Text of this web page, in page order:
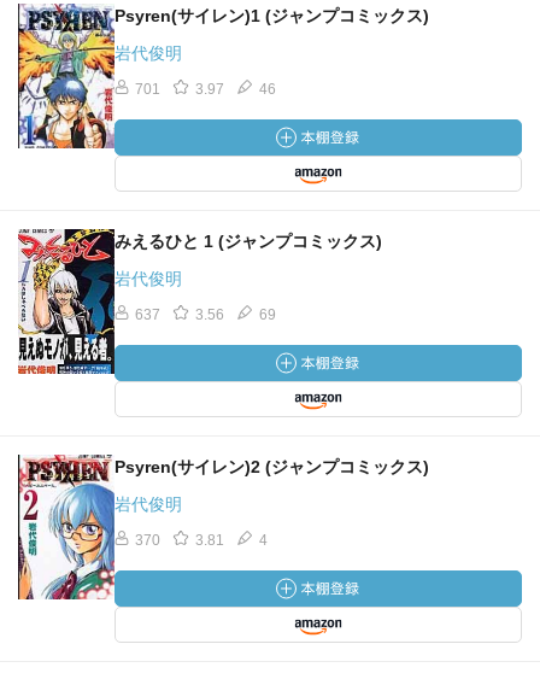
Psyren(サイレン)1 (ジャンプコミックス)
岩代俊明
701 3.97 46
みえるひと 1 (ジャンプコミックス)
岩代俊明
637 3.56 69
Psyren(サイレン)2 (ジャンプコミックス)
岩代俊明
370 3.81 4